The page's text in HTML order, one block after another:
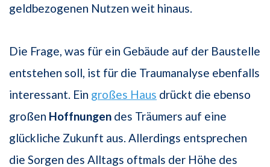
geldbezogenen Nutzen weit hinaus.
Die Frage, was für ein Gebäude auf der Baustelle
entstehen soll, ist für die Traumanalyse ebenfalls
interessant. Ein großes Haus drückt die ebenso
großen Hoffnungen des Träumers auf eine
glückliche Zukunft aus. Allerdings entsprechen
die Sorgen des Alltags oftmals der Höhe des